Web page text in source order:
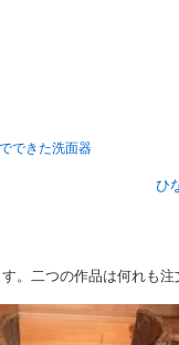
ひ
。二つの作品は何れも注